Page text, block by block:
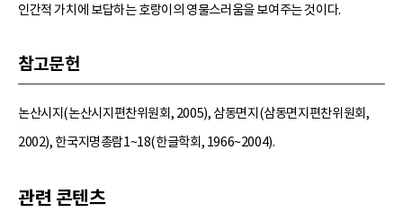
인간적 가치에 보답하는 호랑이의 영물스러움을 보여주는 것이다.
참고문헌
논산시지(논산시지편찬위원회, 2005), 삼동면지(삼동면지편찬위원회,
2002), 한국지명총람1~18(한글학회, 1966~2004).
관련 콘텐츠